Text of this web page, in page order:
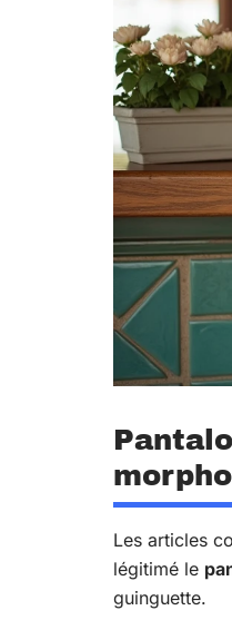
Les articles
légitimé le
guinguette.